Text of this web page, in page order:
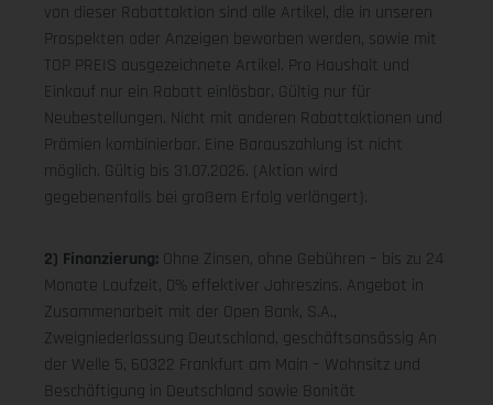
von dieser Rabattaktion sind alle Artikel, die in unseren
Prospekten oder Anzeigen beworben werden, sowie mit
TOP PREIS ausgezeichnete Artikel. Pro Haushalt und
Einkauf nur ein Rabatt einlösbar. Gültig nur für
Neubestellungen. Nicht mit anderen Rabattaktionen und
Prämien kombinierbar. Eine Barauszahlung ist nicht
möglich. Gültig bis 31.07.2026. (Aktion wird
gegebenenfalls bei großem Erfolg verlängert).
2) Finanzierung: Ohne Zinsen, ohne Gebühren – bis zu 24
Monate Laufzeit, 0% effektiver Jahreszins. Angebot in
Zusammenarbeit mit der Open Bank, S.A.,
Zweigniederlassung Deutschland, geschäftsansässig An
der Welle 5, 60322 Frankfurt am Main – Wohnsitz und
Beschäftigung in Deutschland sowie Bonität